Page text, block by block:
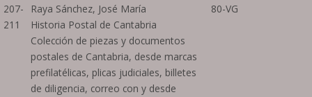
207-
211
Raya Sánchez, José María
Historia Postal de Cantabria
Colección de piezas y documentos
postales de Cantabria, desde marcas
prefilatélicas, plicas judiciales, billetes
de diligencia, correo con y desde
80-VG